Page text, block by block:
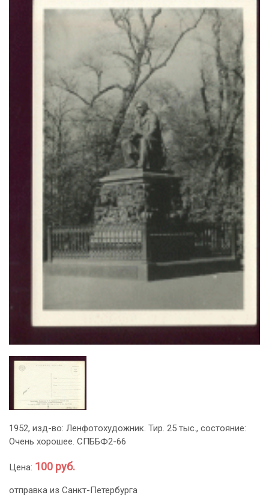
1952, изд-во: Ленфотохудожник. Тир. 25 тыс., состояние:
Очень хорошее. СПББФ2-66
Цена: 100 руб.
отправка из Санкт-Петербурга